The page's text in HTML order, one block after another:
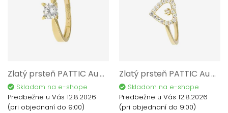
Zlatý prsteň PATTIC Au 585/1000 1,15 gr BA100901Y-54
Skladom na e-shope
Predbežne u Vás 12.8.2026
(pri objednaní do 9:00)
Zlatý prsteň PATTIC Au 585/1000 1,40 gr BA150901Y-56
Skladom na e-shope
Predbežne u Vás 12.8.2026
(pri objednaní do 9:00)